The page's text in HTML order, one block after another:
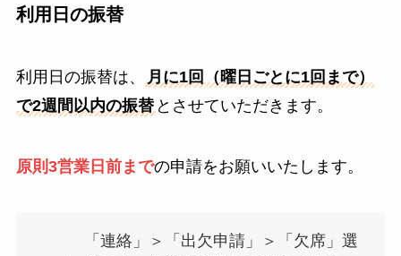
利用日の振替
利用日の振替は、
月に1回（曜日ごとに1回まで）
で2週間以内の振替 とさせていただきます。
原則3営業日前までの申請をお願いいたします。
「連絡」＞「出欠申請」＞「欠席」選